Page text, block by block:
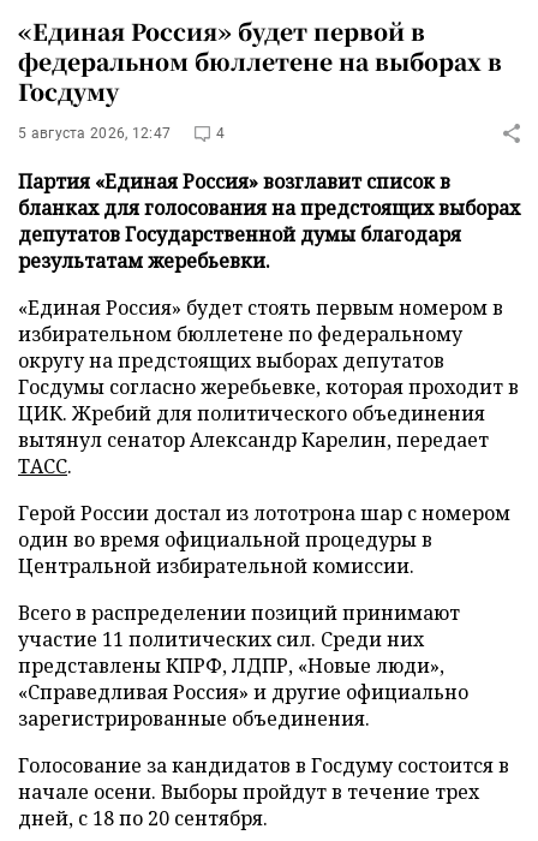
«Единая Россия» будет первой в
федеральном бюллетене на выборах в
Госдуму
5 августа 2026, 12:47 4
Партия «Единая Россия» возглавит список в
бланках для голосования на предстоящих выборах
депутатов Государственной думы благодаря
результатам жеребьевки.
«Единая Россия» будет стоять первым номером в
избирательном бюллетене по федеральному
округу на предстоящих выборах депутатов
Госдумы согласно жеребьевке, которая проходит в
ЦИК. Жребий для политического объединения
вытянул сенатор Александр Карелин, передает
ТАСС.
Герой России достал из лототрона шар с номером
один во время официальной процедуры в
Центральной избирательной комиссии.
Всего в распределении позиций принимают
участие 11 политических сил. Среди них
представлены КПРФ, ЛДПР, «Новые люди»,
«Справедливая Россия» и другие официально
зарегистрированные объединения.
Голосование за кандидатов в Госдуму состоится в
начале осени. Выборы пройдут в течение трех
дней, с 18 по 20 сентября.